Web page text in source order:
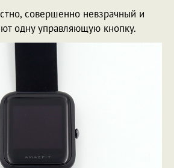
совершенно невзрачный и
одну управляющую кнопку.